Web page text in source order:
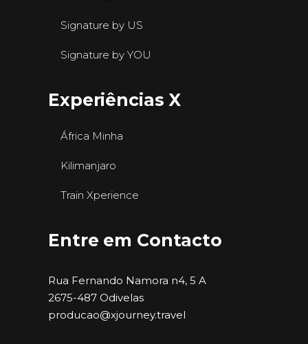
Signature by US
Signature by YOU
Experiências X
África Minha
Kilimanjaro
Train Xperience
Entre em Contacto
Rua Fernando Namora n4, 5 A
2675-487 Odivelas
producao@xjourney.travel